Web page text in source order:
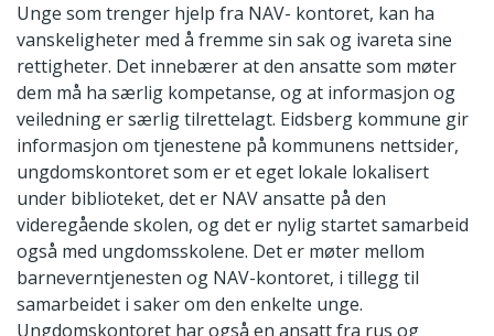
Unge som trenger hjelp fra NAV- kontoret, kan ha
vanskeligheter med å fremme sin sak og ivareta sine
rettigheter. Det innebærer at den ansatte som møter
dem må ha særlig kompetanse, og at informasjon og
veiledning er særlig tilrettelagt. Eidsberg kommune gir
informasjon om tjenestene på kommunens nettsider,
ungdomskontoret som er et eget lokale lokalisert
under biblioteket, det er NAV ansatte på den
videregående skolen, og det er nylig startet samarbeid
også med ungdomsskolene. Det er møter mellom
barneverntjenesten og NAV-kontoret, i tillegg til
samarbeidet i saker om den enkelte unge.
Ungdomskontoret har også en ansatt fra rus og